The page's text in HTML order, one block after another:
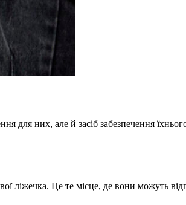
для них, але й засіб забезпечення
ліжечка. Це те місце, де вони можуть